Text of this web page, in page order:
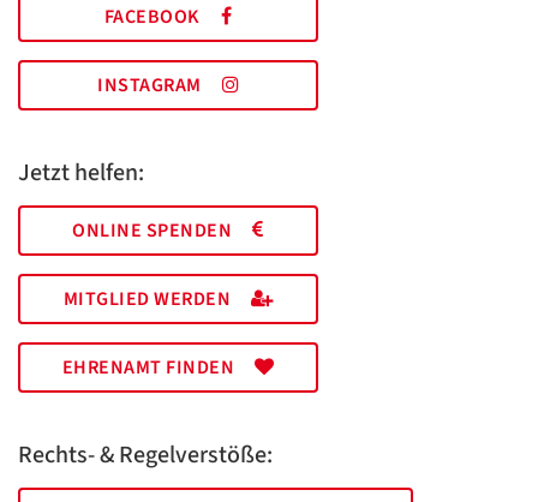
FACEBOOK
INSTAGRAM
Jetzt helfen:
ONLINE SPENDEN
MITGLIED WERDEN
EHRENAMT FINDEN
Rechts- & Regelverstöße: